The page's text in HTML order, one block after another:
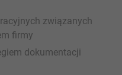
związanych
firmy
dokumentacji